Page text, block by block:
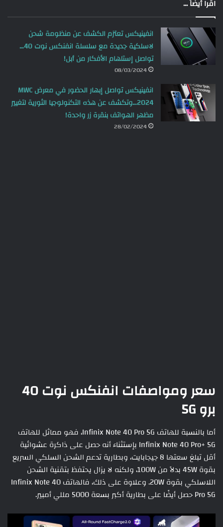
اقرا أيضاً ...
انفينيكس تعتزم الكشف عن منظومة شحن
لاسلكية جديدة مع سلسلة انفنكس نوت 40…
تواصل إستلهام الأفكار من أبل!
08/03/2024
انفينيكس تواصل إبهار الحضور في معرض MWC
2024…وتكشف عن هذه التكنولوجيا الثورية لتغيير
مظهر الهواتف بنقرة زر واحدة!
28/02/2024
سعر ومواصفات انفنكس نوت 40
برو5G
أما بالنسبة للهاتف Infinix Note 40 Pro 5G، فهو مماثل للهاتف
Infinix Note 40 Pro+ 5G بإستثناء أنه حصل على ذاكرة عشوائية
أقل تبلغ سعتها 8 جيجابايت، وبطارية تدعم الشحن السلكي السريع
بقوة 45W بدلاً من 100W، ولكنه لا يزال يحتفظ بتقنية الشحن
اللاسلكي بقوة 20W. وعلاوة على ذلك، فالهاتف Infinix Note 40
Pro 5G حصل أيضًا على بطارية أكبر بسعة 5000 مللي أمبير.